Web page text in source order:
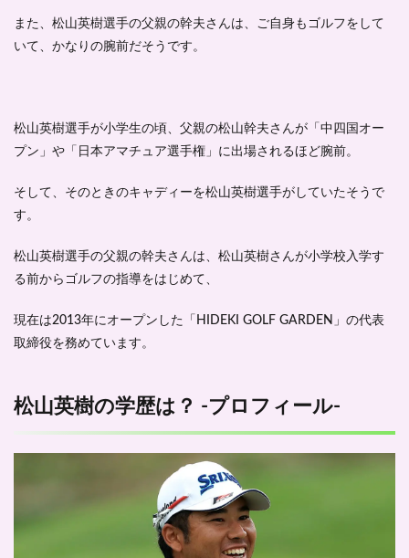
また、松山英樹選手の父親の幹夫さんは、ご自身も ゴルフをして
いて、 かなりの腕前だそうです。
松山英樹選手が小学生の頃、父親の松山幹夫さんが「中四国オー
プン」や「日本アマチュア選手権」に出場されるほど腕前。
そして、そのときのキャディーを松山英樹選手がしていたそうで
す。
松山英樹選手の父親の幹夫さんは、松山英樹さんが小学校入学す
る前から ゴルフの指導をはじめて、
現在は2013年にオープンした「HIDEKI GOLF GARDEN」の代表
取締役を務めています。
松山英樹の学歴は？ -プロフィール-